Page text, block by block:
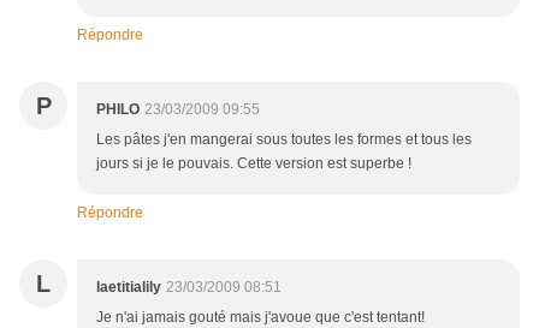
Répondre
P PHILO 23/03/2009 09:55
Les pâtes j'en mangerai sous toutes les formes et tous les
jours si je le pouvais. Cette version est superbe !
Répondre
L laetitialily 23/03/2009 08:51
Je n'ai jamais gouté mais j'avoue que c'est tentant!